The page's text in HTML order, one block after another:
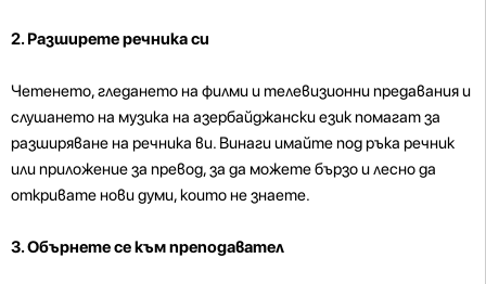
2. Разширете речника си
Четенето, гледането на филми и телевизионни предавания и
слушането на музика на азербайджански език помагат за
разширяване на речника ви. Винаги имайте под ръка речник
или приложение за превод, за да можете бързо и лесно да
откривате нови думи, които не знаете.
3. Обърнете се към преподавател